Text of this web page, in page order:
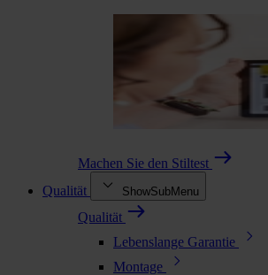
Machen Sie den Stiltest
Qualität
ShowSubMenu
Qualität
Lebenslange Garantie
Montage